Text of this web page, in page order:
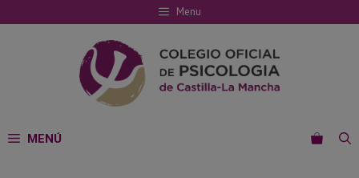
al
Menu
MENÚ